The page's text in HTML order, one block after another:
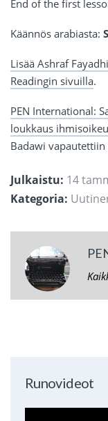
End of the first
Käännös arabiasta:
Lisää Ashraf
Readingin sivuilla.
PEN International:
loukkaus
Badawi
Julkaistu: 14
Kategoria:
Runovideot